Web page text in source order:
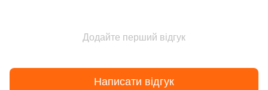
Додайте перший відгук
Написати відгук